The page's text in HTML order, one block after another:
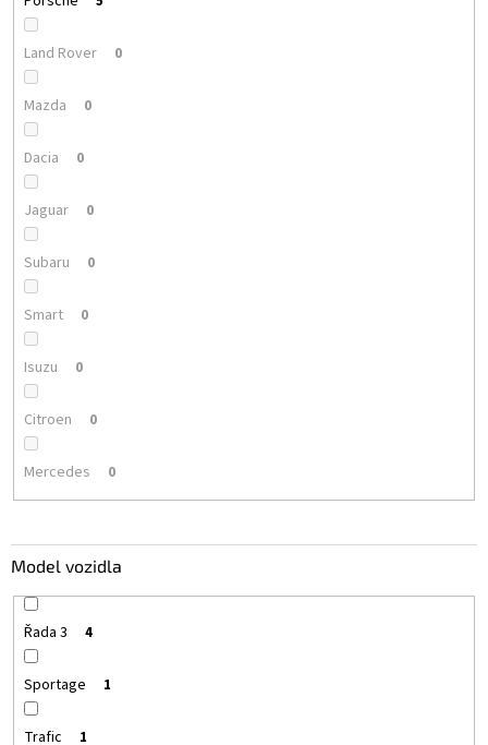
Land Rover 0
Mazda 0
Dacia 0
Jaguar 0
Subaru 0
Smart 0
Isuzu 0
Citroen 0
Mercedes 0
Model vozidla
Řada 3 4
Sportage 1
Trafic 1